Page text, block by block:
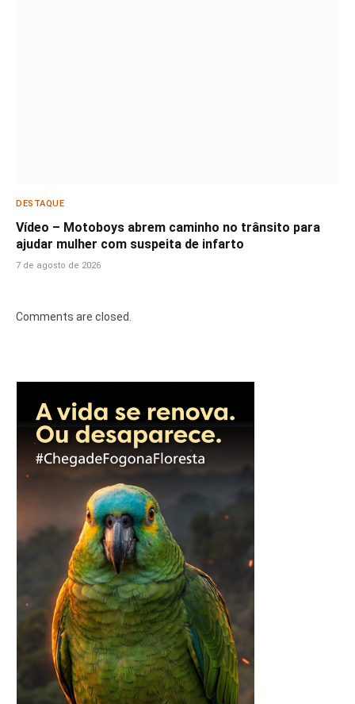
DESTAQUE
Vídeo – Motoboys abrem caminho no trânsito para
ajudar mulher com suspeita de infarto
7 de agosto de 2026
Comments are closed.